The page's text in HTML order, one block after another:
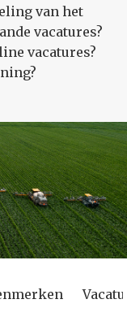
van het
vacatures?
vacatures?